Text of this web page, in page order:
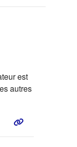
est
autres